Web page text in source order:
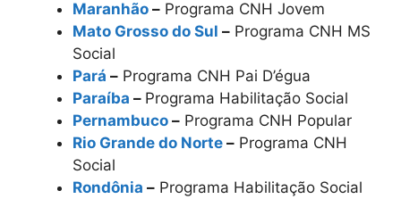
Maranhão – Programa CNH Jovem
Mato Grosso do Sul – Programa CNH MS
Social
Pará – Programa CNH Pai D’égua
Paraíba – Programa Habilitação Social
Pernambuco – Programa CNH Popular
Rio Grande do Norte – Programa CNH
Social
Rondônia – Programa Habilitação Social